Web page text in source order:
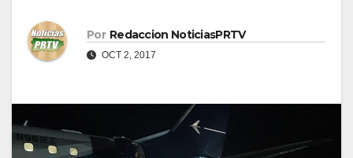
Por Redaccion NoticiasPRTV
OCT 2, 2017